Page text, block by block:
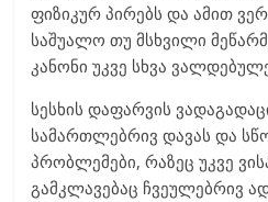
ფიზიკურ პირებს და ამით
საშუალო თუ მსხვილი
კანონი უკვე სხვა
სესხის დაფარვის
სამართლებრივ დავას და
პრობლემები, რაზეც უკვე
გამკლავებაც ჩვეულებრივ